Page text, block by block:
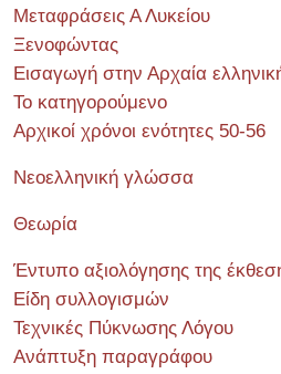
Μεταφράσεις Α Λυκείου
Ξενοφώντας
Εισαγωγή στην Αρχαία
Το κατηγορούμενο
Αρχικοί χρόνοι ενότητες 50-56
Νεοελληνική γλώσσα
Θεωρία
Έντυπο αξιολόγησης της
Είδη συλλογισμών
Τεχνικές Πύκνωσης Λόγου
Ανάπτυξη παραγράφου